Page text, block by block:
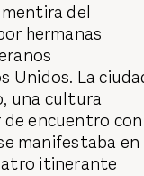
del
hermanas
Unidos. La
una cultura
de encuentro con
manifestaba en
itinerante